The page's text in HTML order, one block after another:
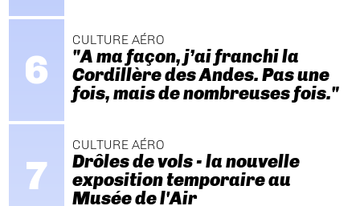
CULTURE AÉRO
"A ma façon, j’ai franchi la
Cordillère des Andes. Pas une
fois, mais de nombreuses fois."
CULTURE AÉRO
Drôles de vols - la nouvelle
exposition temporaire au
Musée de l'Air